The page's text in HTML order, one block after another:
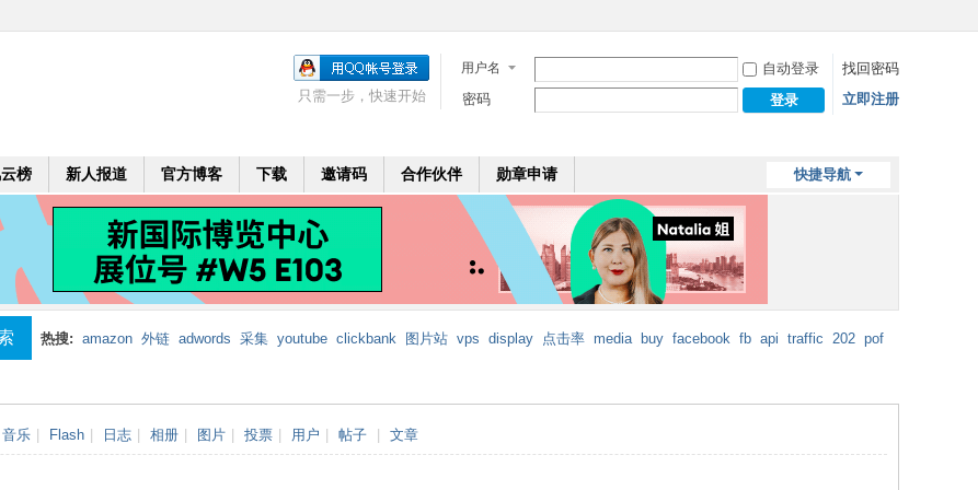
用户名 自动登录
找回密码
密码
登录 立即注册
只需一步，快速开始
快捷导航
榜 新人报道 官方博客 下载 邀请码 合作伙伴 勋章申请
热搜: amazon 外链 adwords 采集 youtube clickbank 图片站 vps display 点击率 media buy facebook fb api traffic 202 pof
音乐 Flash 日志 相册 图片 投票 用户 帖子 文章